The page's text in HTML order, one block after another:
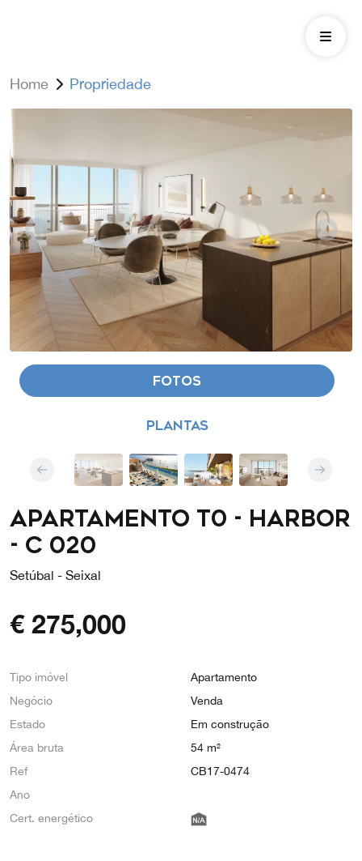
Home Propriedade
FOTOS
PLANTAS
Apartamento T0 - Harbor
- C 020
Setúbal - Seixal
€ 275,000
Tipo imóvel
Apartamento
Negócio
Venda
Estado
Em construção
Área bruta
54 m²
Ref
CB17-0474
Ano
Cert. energético